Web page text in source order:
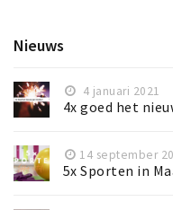
Nieuws
4 januari 2021
4x goed het
14 september
5x Sporten in